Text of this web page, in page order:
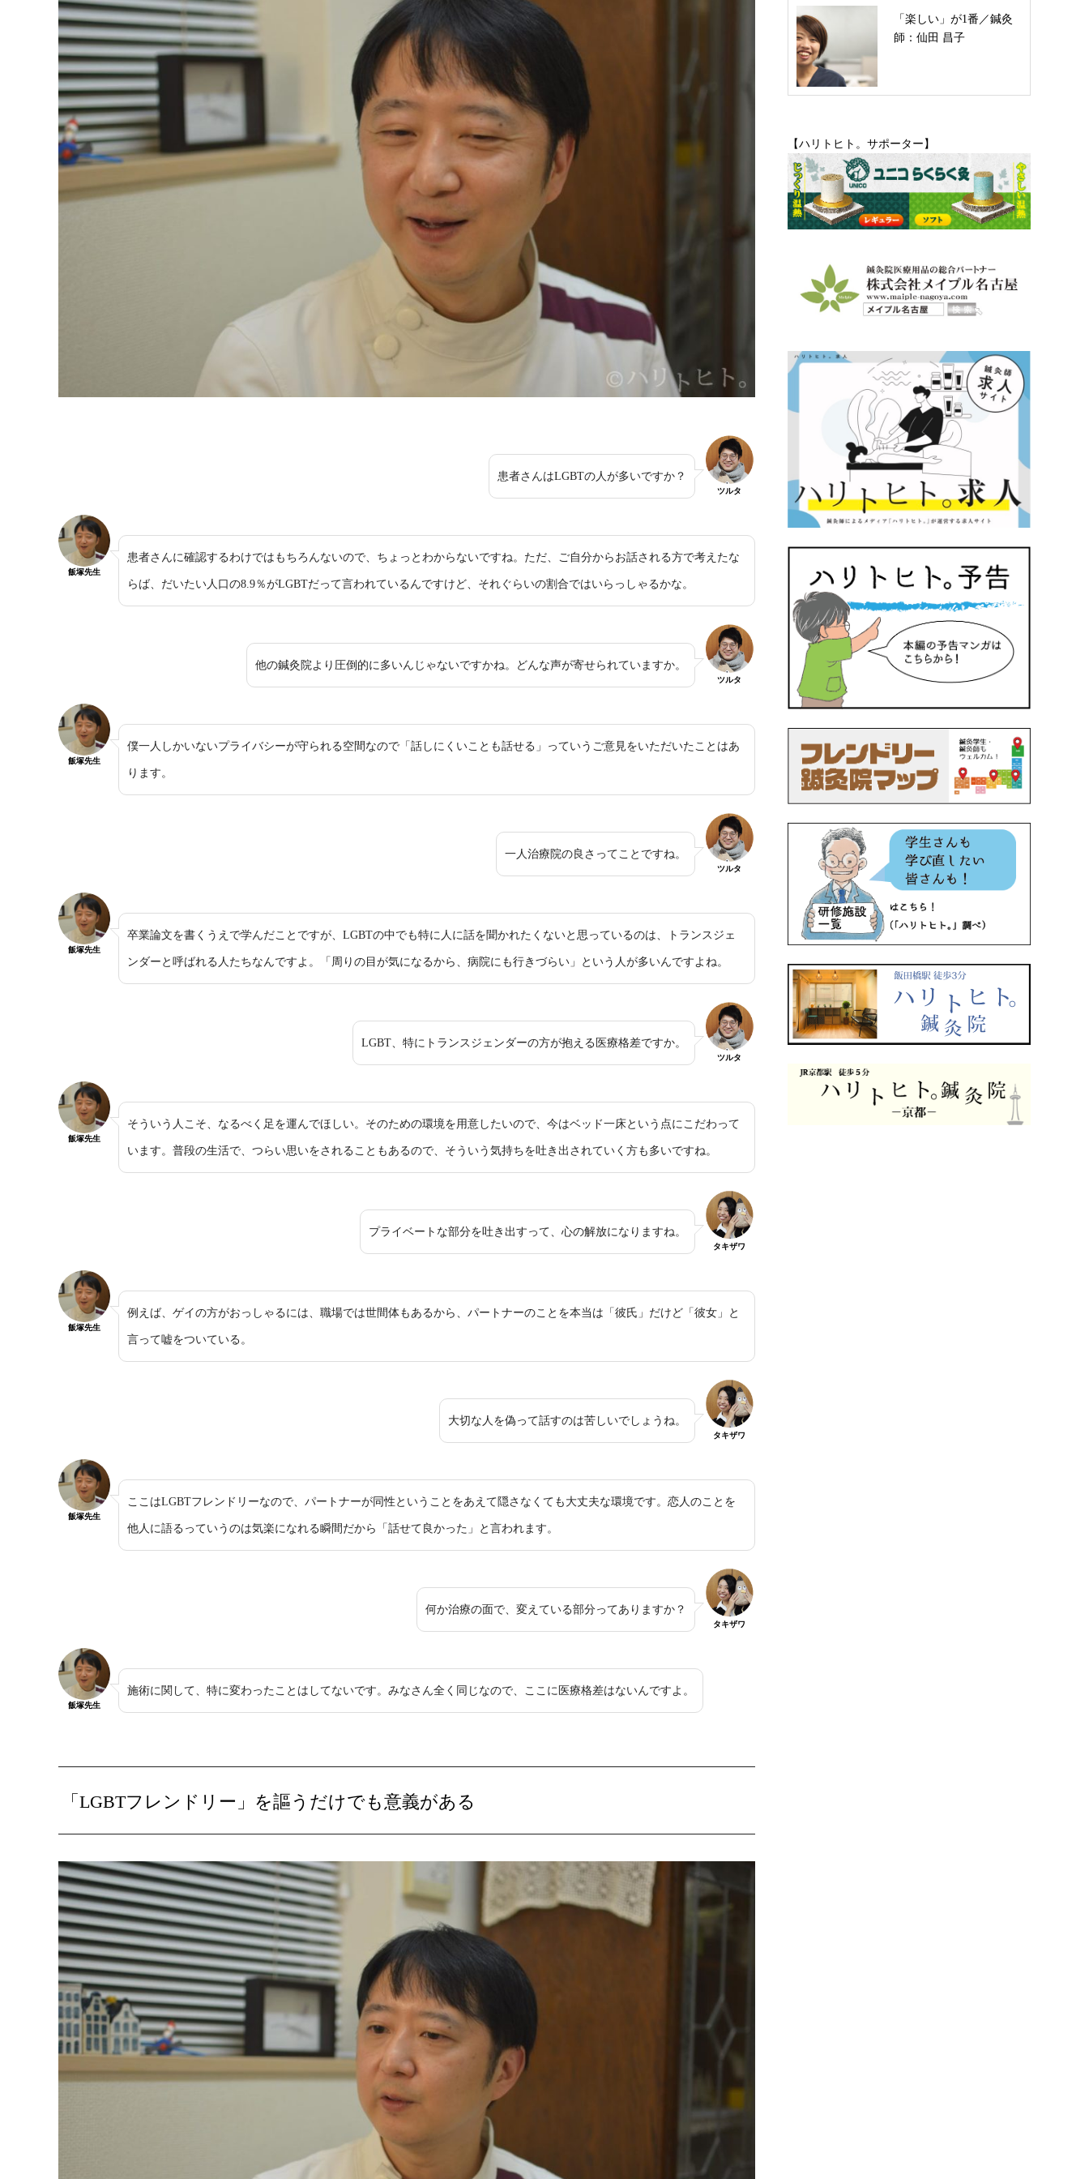
患者さんはLGBTの人が多いですか？
ツルタ
飯塚先生
患者さんに確認するわけではもちろんないので、ちょっとわからないですね。ただ、ご自分からお話される方で考えたな
らば、だいたい人口の8.9％がLGBTだって言われているんですけど、それぐらいの割合ではいらっしゃるかな。
他の鍼灸院より圧倒的に多いんじゃないですかね。どんな声が寄せられていますか。
ツルタ
飯塚先生
僕一人しかいないプライバシーが守られる空間なので「話しにくいことも話せる」っていうご意見をいただいたことはあ
ります。
一人治療院の良さってことですね。
ツルタ
飯塚先生
卒業論文を書くうえで学んだことですが、LGBTの中でも特に人に話を聞かれたくないと思っているのは、トランスジェ
ンダーと呼ばれる人たちなんですよ。「周りの目が気になるから、病院にも行きづらい」という人が多いんですよね。
LGBT、特にトランスジェンダーの方が抱える医療格差ですか。
ツルタ
飯塚先生
そういう人こそ、なるべく足を運んでほしい。そのための環境を用意したいので、今はベッド一床という点にこだわって
います。普段の生活で、つらい思いをされることもあるので、そういう気持ちを吐き出されていく方も多いですね。
プライベートな部分を吐き出すって、心の解放になりますね。
タキザワ
飯塚先生
例えば、ゲイの方がおっしゃるには、職場では世間体もあるから、パートナーのことを本当は「彼氏」だけど「彼女」と
言って嘘をついている。
大切な人を偽って話すのは苦しいでしょうね。
タキザワ
飯塚先生
ここはLGBTフレンドリーなので、パートナーが同性ということをあえて隠さなくても大丈夫な環境です。恋人のことを
他人に語るっていうのは気楽になれる瞬間だから「話せて良かった」と言われます。
何か治療の面で、変えている部分ってありますか？
タキザワ
飯塚先生
施術に関して、特に変わったことはしてないです。みなさん全く同じなので、ここに医療格差はないんですよ。
「LGBTフレンドリー」を謳うだけでも意義がある
「楽しい」が1番／鍼灸
師：仙田 昌子
【ハリトヒト。サポーター】